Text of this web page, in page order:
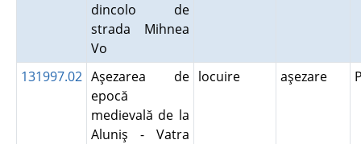
dincolo de
strada Mihnea
Vo
131997.02 Aşezarea de
epocă
medievală de la
Aluniş - Vatra
locuire aşezare